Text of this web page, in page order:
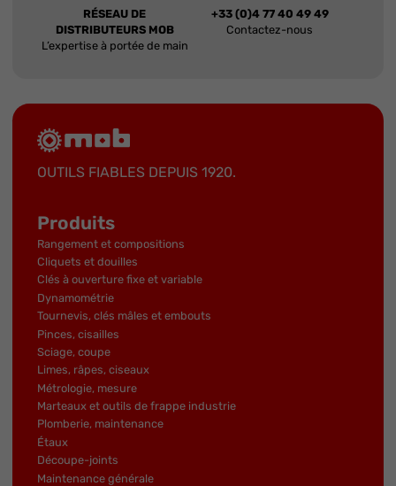
RÉSEAU DE
DISTRIBUTEURS MOB
L’expertise à portée de main
+33 (0)4 77 40 49 49
Contactez-nous
OUTILS FIABLES DEPUIS 1920.
Produits
Rangement et compositions
Cliquets et douilles
Clés à ouverture fixe et variable
Dynamométrie
Tournevis, clés mâles et embouts
Pinces, cisailles
Sciage, coupe
Limes, râpes, ciseaux
Métrologie, mesure
Marteaux et outils de frappe industrie
Plomberie, maintenance
Étaux
Découpe-joints
Maintenance générale